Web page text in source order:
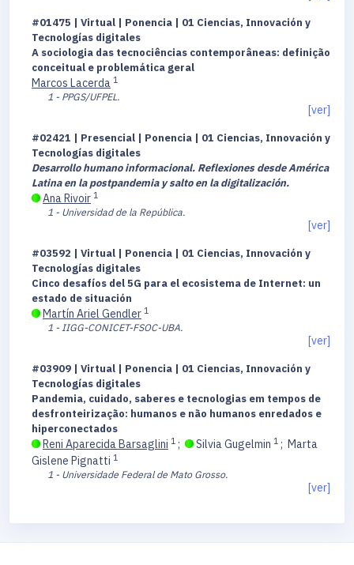
#01475 | Virtual | Ponencia | 01 Ciencias, Innovación y
Tecnologías digitales
A sociologia das tecnociências contemporâneas: definição
conceitual e problemática geral
Marcos Lacerda 1
1 - PPGS/UFPEL.
[ver]
#02421 | Presencial | Ponencia | 01 Ciencias, Innovación y
Tecnologías digitales
Desarrollo humano informacional. Reflexiones desde América
Latina en la postpandemia y salto en la digitalización.
Ana Rivoir 1
1 - Universidad de la República.
[ver]
#03592 | Virtual | Ponencia | 01 Ciencias, Innovación y
Tecnologías digitales
Cinco desafíos del 5G para el ecosistema de Internet: un
estado de situación
Martín Ariel Gendler 1
1 - IIGG-CONICET-FSOC-UBA.
[ver]
#03909 | Virtual | Ponencia | 01 Ciencias, Innovación y
Tecnologías digitales
Pandemia, cuidado, saberes e tecnologias em tempos de
desfronteirização: humanos e não humanos enredados e
hiperconectados
Reni Aparecida Barsaglini 1 ; Silvia Gugelmin 1 ; Marta
Gislene Pignatti 1
1 - Universidade Federal de Mato Grosso.
[ver]